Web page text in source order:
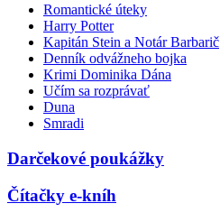
Romantické úteky
Harry Potter
Kapitán Stein a Notár Barbarič
Denník odvážneho bojka
Krimi Dominika Dána
Učím sa rozprávať
Duna
Smradi
Darčekové poukážky
Čítačky e-kníh